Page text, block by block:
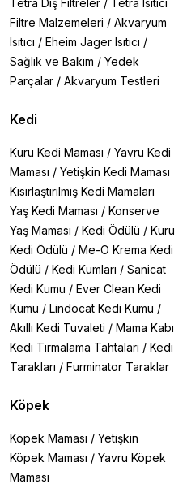
Filtre Malzemeleri / Akvaryum
Isıtıcı / Eheim Jager Isıtıcı /
Sağlık ve Bakım / Yedek
Parçalar / Akvaryum Testleri
Kedi
Kuru Kedi Maması / Yavru Kedi
Maması / Yetişkin Kedi Maması
Kısırlaştırılmış Kedi Mamaları
Yaş Kedi Maması / Konserve
Yaş Maması / Kedi Ödülü / Kuru
Kedi Ödülü / Me-O Krema Kedi
Ödülü / Kedi Kumları / Sanicat
Kedi Kumu / Ever Clean Kedi
Kumu / Lindocat Kedi Kumu /
Akıllı Kedi Tuvaleti / Mama Kabı
Kedi Tırmalama Tahtaları / Kedi
Tarakları / Furminator Taraklar
Köpek
Köpek Maması / Yetişkin
Köpek Maması / Yavru Köpek
Maması